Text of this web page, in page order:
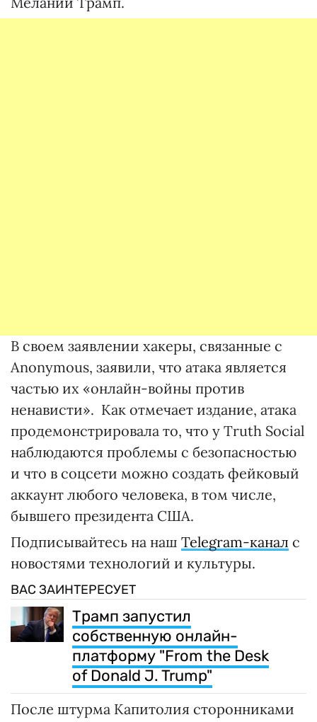
В своем заявлении хакеры, связанные с
Anonymous, заявили, что атака является
частью их «онлайн-войны против
ненависти». Как отмечает издание, атака
продемонстрировала то, что у Truth Social
наблюдаются проблемы с безопасностью
и что в соцсети можно создать фейковый
аккаунт любого человека, в том числе,
бывшего президента США.
Подписывайтесь на наш Telegram-канал с
новостями технологий и культуры.
ВАС ЗАИНТЕРЕСУЕТ
Трамп запустил
собственную онлайн-
платформу "From the Desk
of Donald J. Trump"
После штурма Капитолия сторонниками